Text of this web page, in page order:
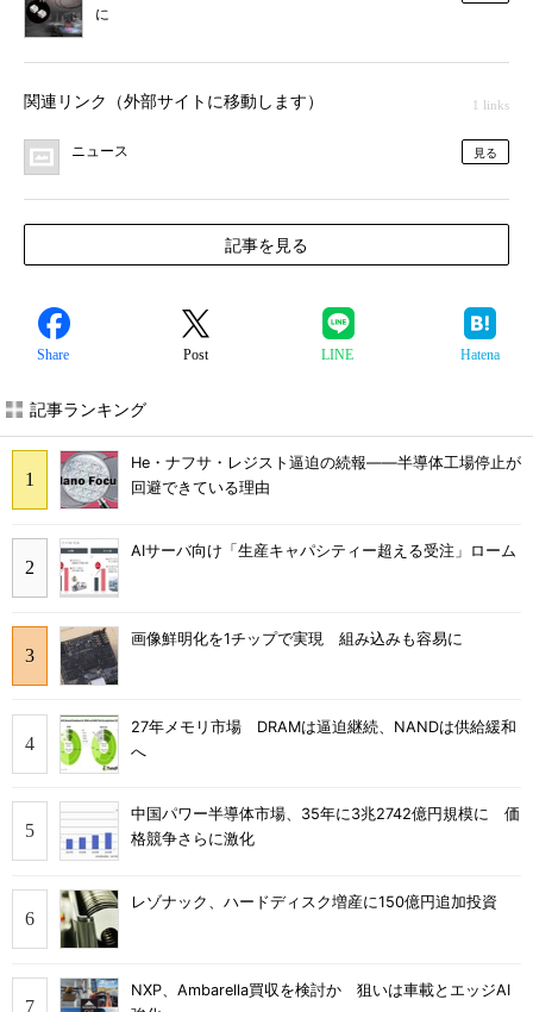
に
関連リンク（外部サイトに移動します） 1 links
ニュース 見る
記事を見る
Share Post LINE Hatena
記事ランキング
He・ナフサ・レジスト逼迫の続報――半導体工場停止が
回避できている理由
AIサーバ向け「生産キャパシティー超える受注」ローム
画像鮮明化を1チップで実現 組み込みも容易に
27年メモリ市場 DRAMは逼迫継続、NANDは供給緩和
へ
中国パワー半導体市場、35年に3兆2742億円規模に 価
格競争さらに激化
レゾナック、ハードディスク増産に150億円追加投資
NXP、Ambarella買収を検討か 狙いは車載とエッジAI